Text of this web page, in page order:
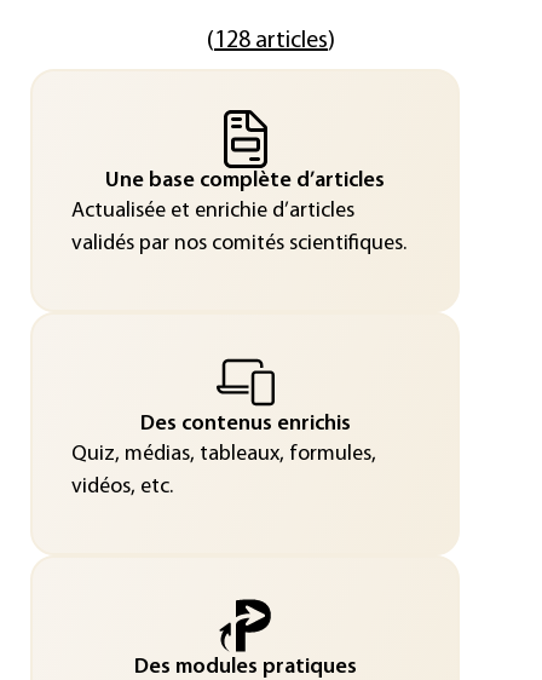
(128 articles)
Une base complète d’articles
Actualisée et enrichie d’articles
validés par nos comités scientifiques.
Des contenus enrichis
Quiz, médias, tableaux, formules,
vidéos, etc.
Des modules pratiques